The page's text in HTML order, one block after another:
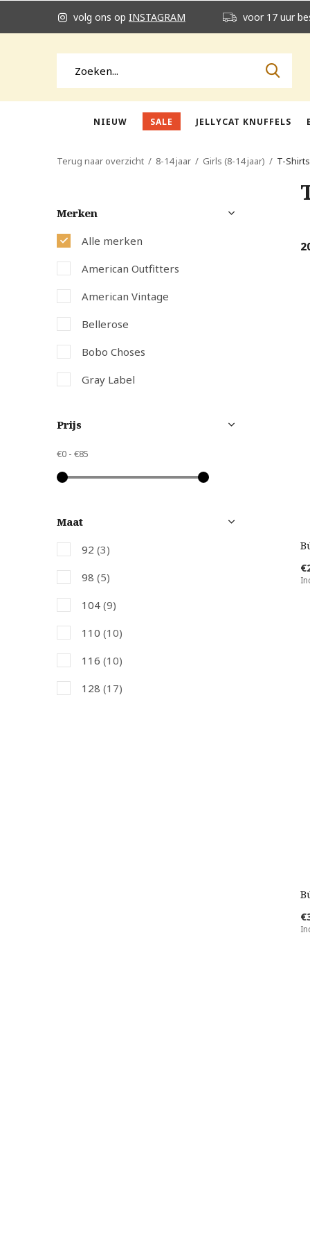
NIEUW SALE JELLYCAT KNUFFELS
volg ons op INSTAGRAM voor 17 uur
Terug naar overzicht 8-14 jaar Girls (8-14 jaar) T-
Merken
Alle merken
American Outfitters
American Vintage
Bellerose
Bobo Choses
Gray Label
Prijs
€0 - €85
Maat
92 (3)
98 (5)
104 (9)
110 (10)
116 (10)
128 (17)